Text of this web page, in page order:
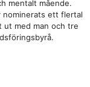
mentalt mående.
nominerats ett flertal
ut med man och tre